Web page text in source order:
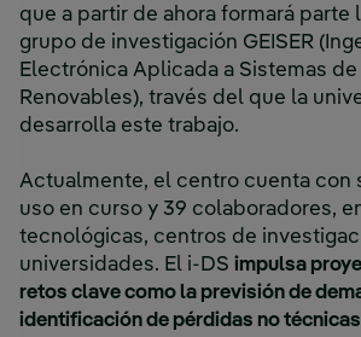
que a partir de ahora formará parte
grupo de investigación GEISER
Electrónica Aplicada a Sistemas de
Renovables), través del que la
desarrolla este trabajo.
Actualmente, el centro cuenta con
uso en curso y 39 colaboradores,
tecnológicas, centros de
universidades. El i-DS impulsa
retos clave como la previsión de
identificación de pérdidas no